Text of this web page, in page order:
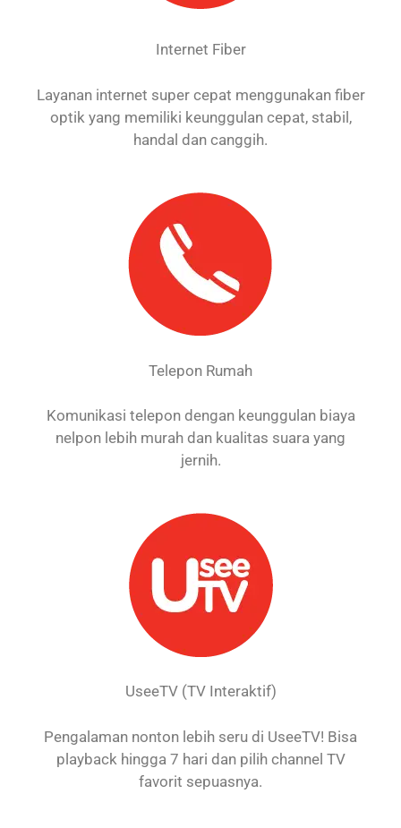
Internet Fiber
Layanan internet super cepat menggunakan fiber
optik yang memiliki keunggulan cepat, stabil,
handal dan canggih.
Telepon Rumah
Komunikasi telepon dengan keunggulan biaya
nelpon lebih murah dan kualitas suara yang
jernih.
UseeTV (TV Interaktif)
Pengalaman nonton lebih seru di UseeTV! Bisa
playback hingga 7 hari dan pilih channel TV
favorit sepuasnya.